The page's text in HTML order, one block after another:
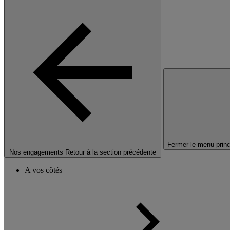
Nos engagements Retour à la section précédente
Fermer le menu
A vos côtés